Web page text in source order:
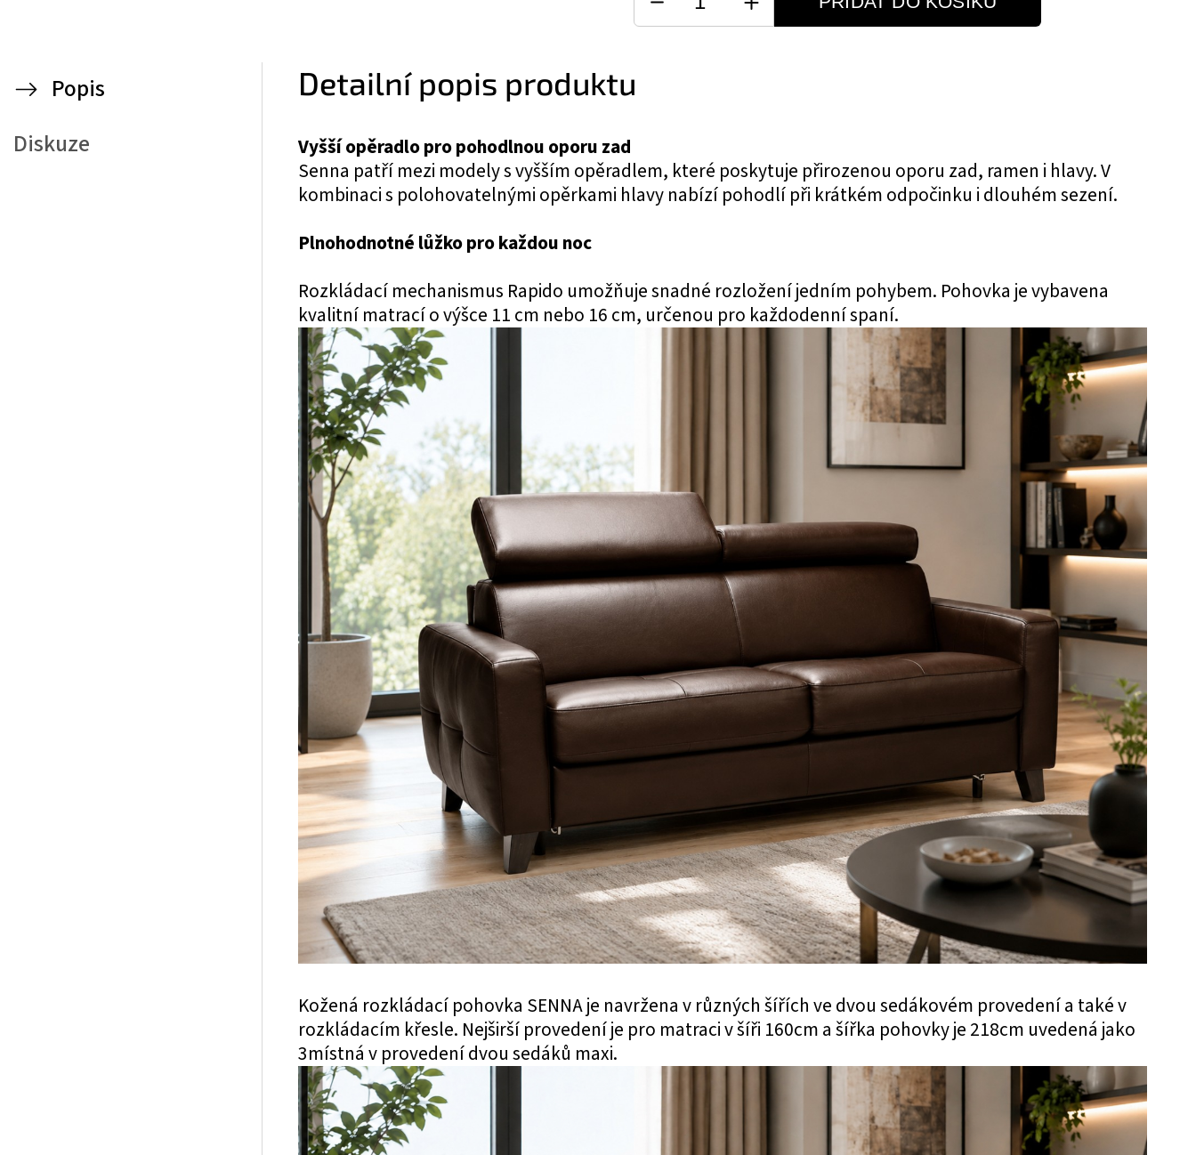
Popis
Diskuze
Detailní popis produktu
Vyšší opěradlo pro pohodlnou oporu zad
Senna patří mezi modely s vyšším opěradlem, které poskytuje přirozenou oporu zad, ramen i hlavy. V
kombinaci s polohovatelnými opěrkami hlavy nabízí pohodlí při krátkém odpočinku i dlouhém sezení.
Plnohodnotné lůžko pro každou noc
Rozkládací mechanismus Rapido umožňuje snadné rozložení jedním pohybem. Pohovka je vybavena
kvalitní matrací o výšce 11 cm nebo 16 cm, určenou pro každodenní spaní.
Kožená rozkládací pohovka SENNA je navržena v různých šířích ve dvou sedákovém provedení a také v
rozkládacím křesle. Nejširší provedení je pro matraci v šíři 160cm a šířka pohovky je 218cm uvedená jako
3místná v provedení dvou sedáků maxi.